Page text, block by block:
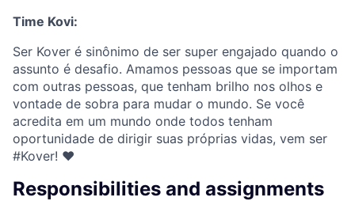
Time Kovi:
Ser Kover é sinônimo de ser super engajado quando o
assunto é desafio. Amamos pessoas que se importam
com outras pessoas, que tenham brilho nos olhos e
vontade de sobra para mudar o mundo. Se você
acredita em um mundo onde todos tenham
oportunidade de dirigir suas próprias vidas, vem ser
#Kover! ♥
Responsibilities and assignments